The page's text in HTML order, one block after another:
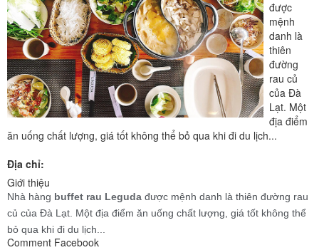
được
mệnh
danh là
thiên
đường
rau củ
của Đà
Lạt. Một
địa điểm
ăn uống chất lượng, giá tốt không thể bỏ qua khi đi du lịch...
Địa chỉ:
Giới thiệu
Nhà hàng buffet rau Leguda được mệnh danh là thiên đường rau
củ của Đà Lạt. Một địa điểm ăn uống chất lượng, giá tốt không thể
bỏ qua khi đi du lịch...
Comment Facebook